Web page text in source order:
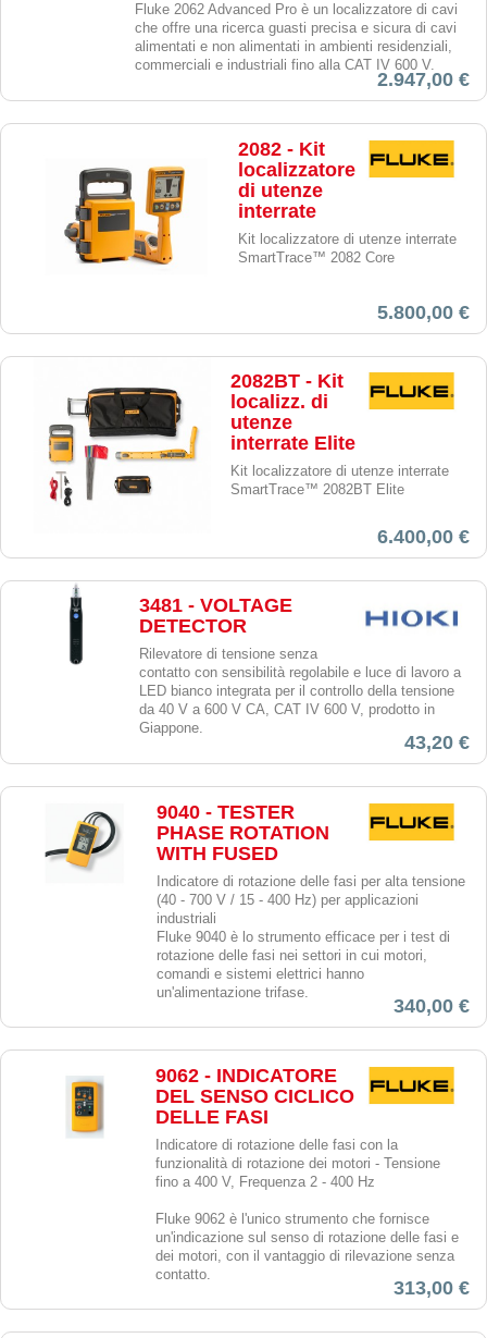
Fluke 2062 Advanced Pro è un localizzatore di cavi
che offre una ricerca guasti precisa e sicura di cavi
alimentati e non alimentati in ambienti residenziali,
commerciali e industriali fino alla CAT IV 600 V.
2.947,00 €
2082 - Kit
localizzatore
di utenze
interrate
Kit localizzatore di utenze interrate
SmartTrace™ 2082 Core
5.800,00 €
2082BT - Kit
localizz. di
utenze
interrate Elite
Kit localizzatore di utenze interrate
SmartTrace™ 2082BT Elite
6.400,00 €
3481 - VOLTAGE
DETECTOR
Rilevatore di tensione senza
contatto con sensibilità regolabile e luce di lavoro a
LED bianco integrata per il controllo della tensione
da 40 V a 600 V CA, CAT IV 600 V, prodotto in
Giappone.
43,20 €
9040 - TESTER
PHASE ROTATION
WITH FUSED
Indicatore di rotazione delle fasi per alta tensione
(40 - 700 V / 15 - 400 Hz) per applicazioni
industriali
Fluke 9040 è lo strumento efficace per i test di
rotazione delle fasi nei settori in cui motori,
comandi e sistemi elettrici hanno
un'alimentazione trifase.
340,00 €
9062 - INDICATORE
DEL SENSO CICLICO
DELLE FASI
Indicatore di rotazione delle fasi con la
funzionalità di rotazione dei motori - Tensione
fino a 400 V, Frequenza 2 - 400 Hz
Fluke 9062 è l'unico strumento che fornisce
un'indicazione sul senso di rotazione delle fasi e
dei motori, con il vantaggio di rilevazione senza
contatto.
313,00 €